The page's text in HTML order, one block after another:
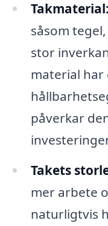
Takmaterial:
såsom
stor
material har
påverkar
Takets
mer arbete
naturligtvis